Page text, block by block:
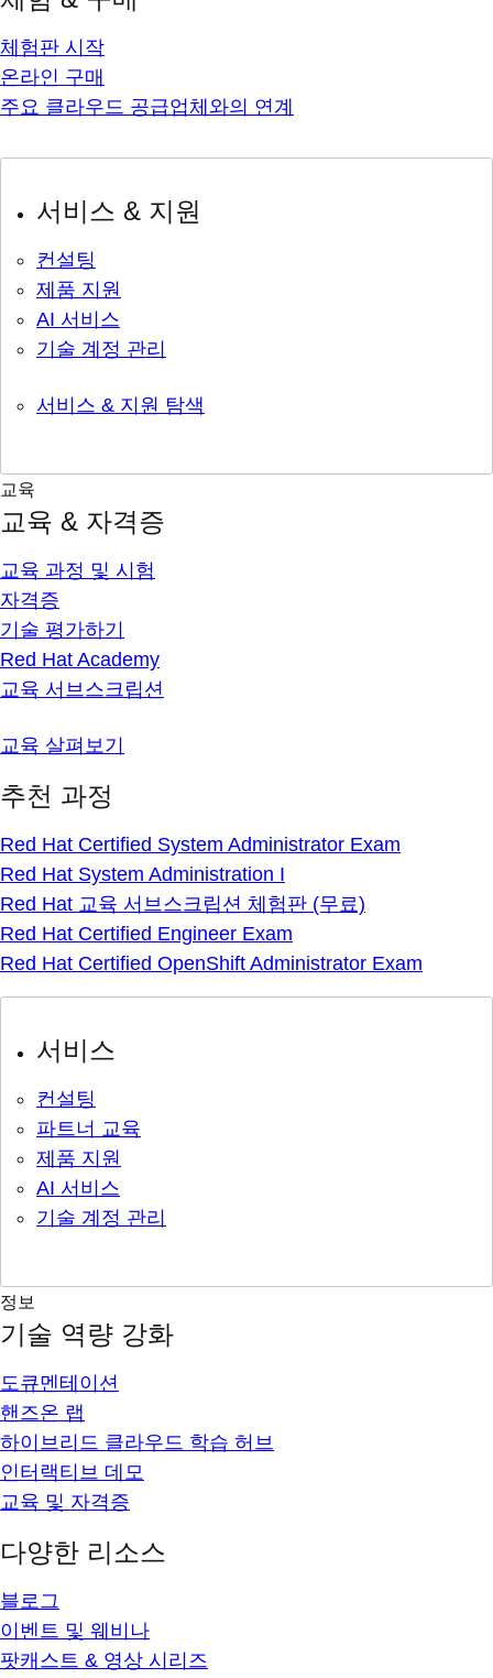
체험판 시작
온라인 구매
주요 클라우드 공급업체와의 연계
서비스 & 지원
컨설팅
제품 지원
AI 서비스
기술 계정 관리
서비스 & 지원 탐색
교육
교육 & 자격증
교육 과정 및 시험
자격증
기술 평가하기
Red Hat Academy
교육 서브스크립션
교육 살펴보기
추천 과정
Red Hat Certified System Administrator Exam
Red Hat System Administration I
Red Hat 교육 서브스크립션 체험판 (무료)
Red Hat Certified Engineer Exam
Red Hat Certified OpenShift Administrator Exam
서비스
컨설팅
파트너 교육
제품 지원
AI 서비스
기술 계정 관리
정보
기술 역량 강화
도큐멘테이션
핸즈온 랩
하이브리드 클라우드 학습 허브
인터랙티브 데모
교육 및 자격증
다양한 리소스
블로그
이벤트 및 웨비나
팟캐스트 & 영상 시리즈